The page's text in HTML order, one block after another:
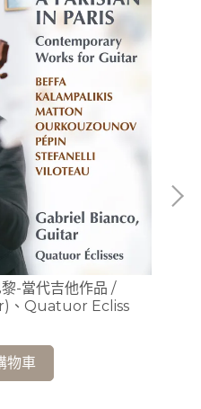
-當代吉他作品 /
、Quatuor Ecliss
物車